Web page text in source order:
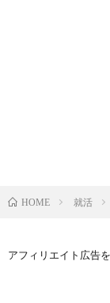
HOME 就活
アフィリエイト広告